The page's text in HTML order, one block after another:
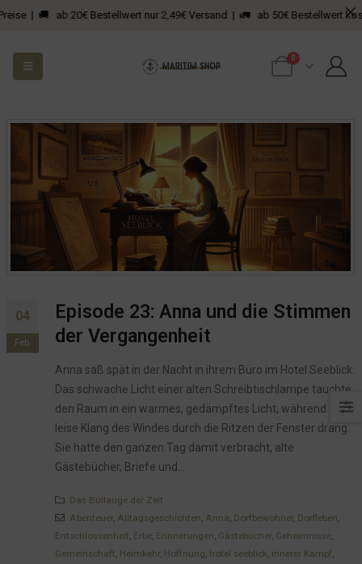
| 🚚 ab 20€ Bestellwert nur 2,49€ Versand | 🚛 ab 50€ Bestellwert
0
04
Feb.
Episode 23: Anna und die Stimmen
der Vergangenheit
Anna saß spät in der Nacht in ihrem Büro im Hotel Seeblick.
Das schwache Licht einer alten Schreibtischlampe tauchte
den Raum in ein warmes, gedämpftes Licht, während der
leise Klang des Windes durch die Ritzen der Fenster drang.
Sie hatte den ganzen Tag damit verbracht, alte
Gästebücher, Briefe und...
Das Bullauge der Zeit
Abenteuer, Alltagsgeschichten, Anna, Dorfbewohner, Dorfleben,
Entschlossenheit, Erbe, Erinnerungen, Gästebücher, Geheimnisse,
Gemeinschaft, Heimkehr, Hoffnung, hotel seeblick, innerer Kampf,